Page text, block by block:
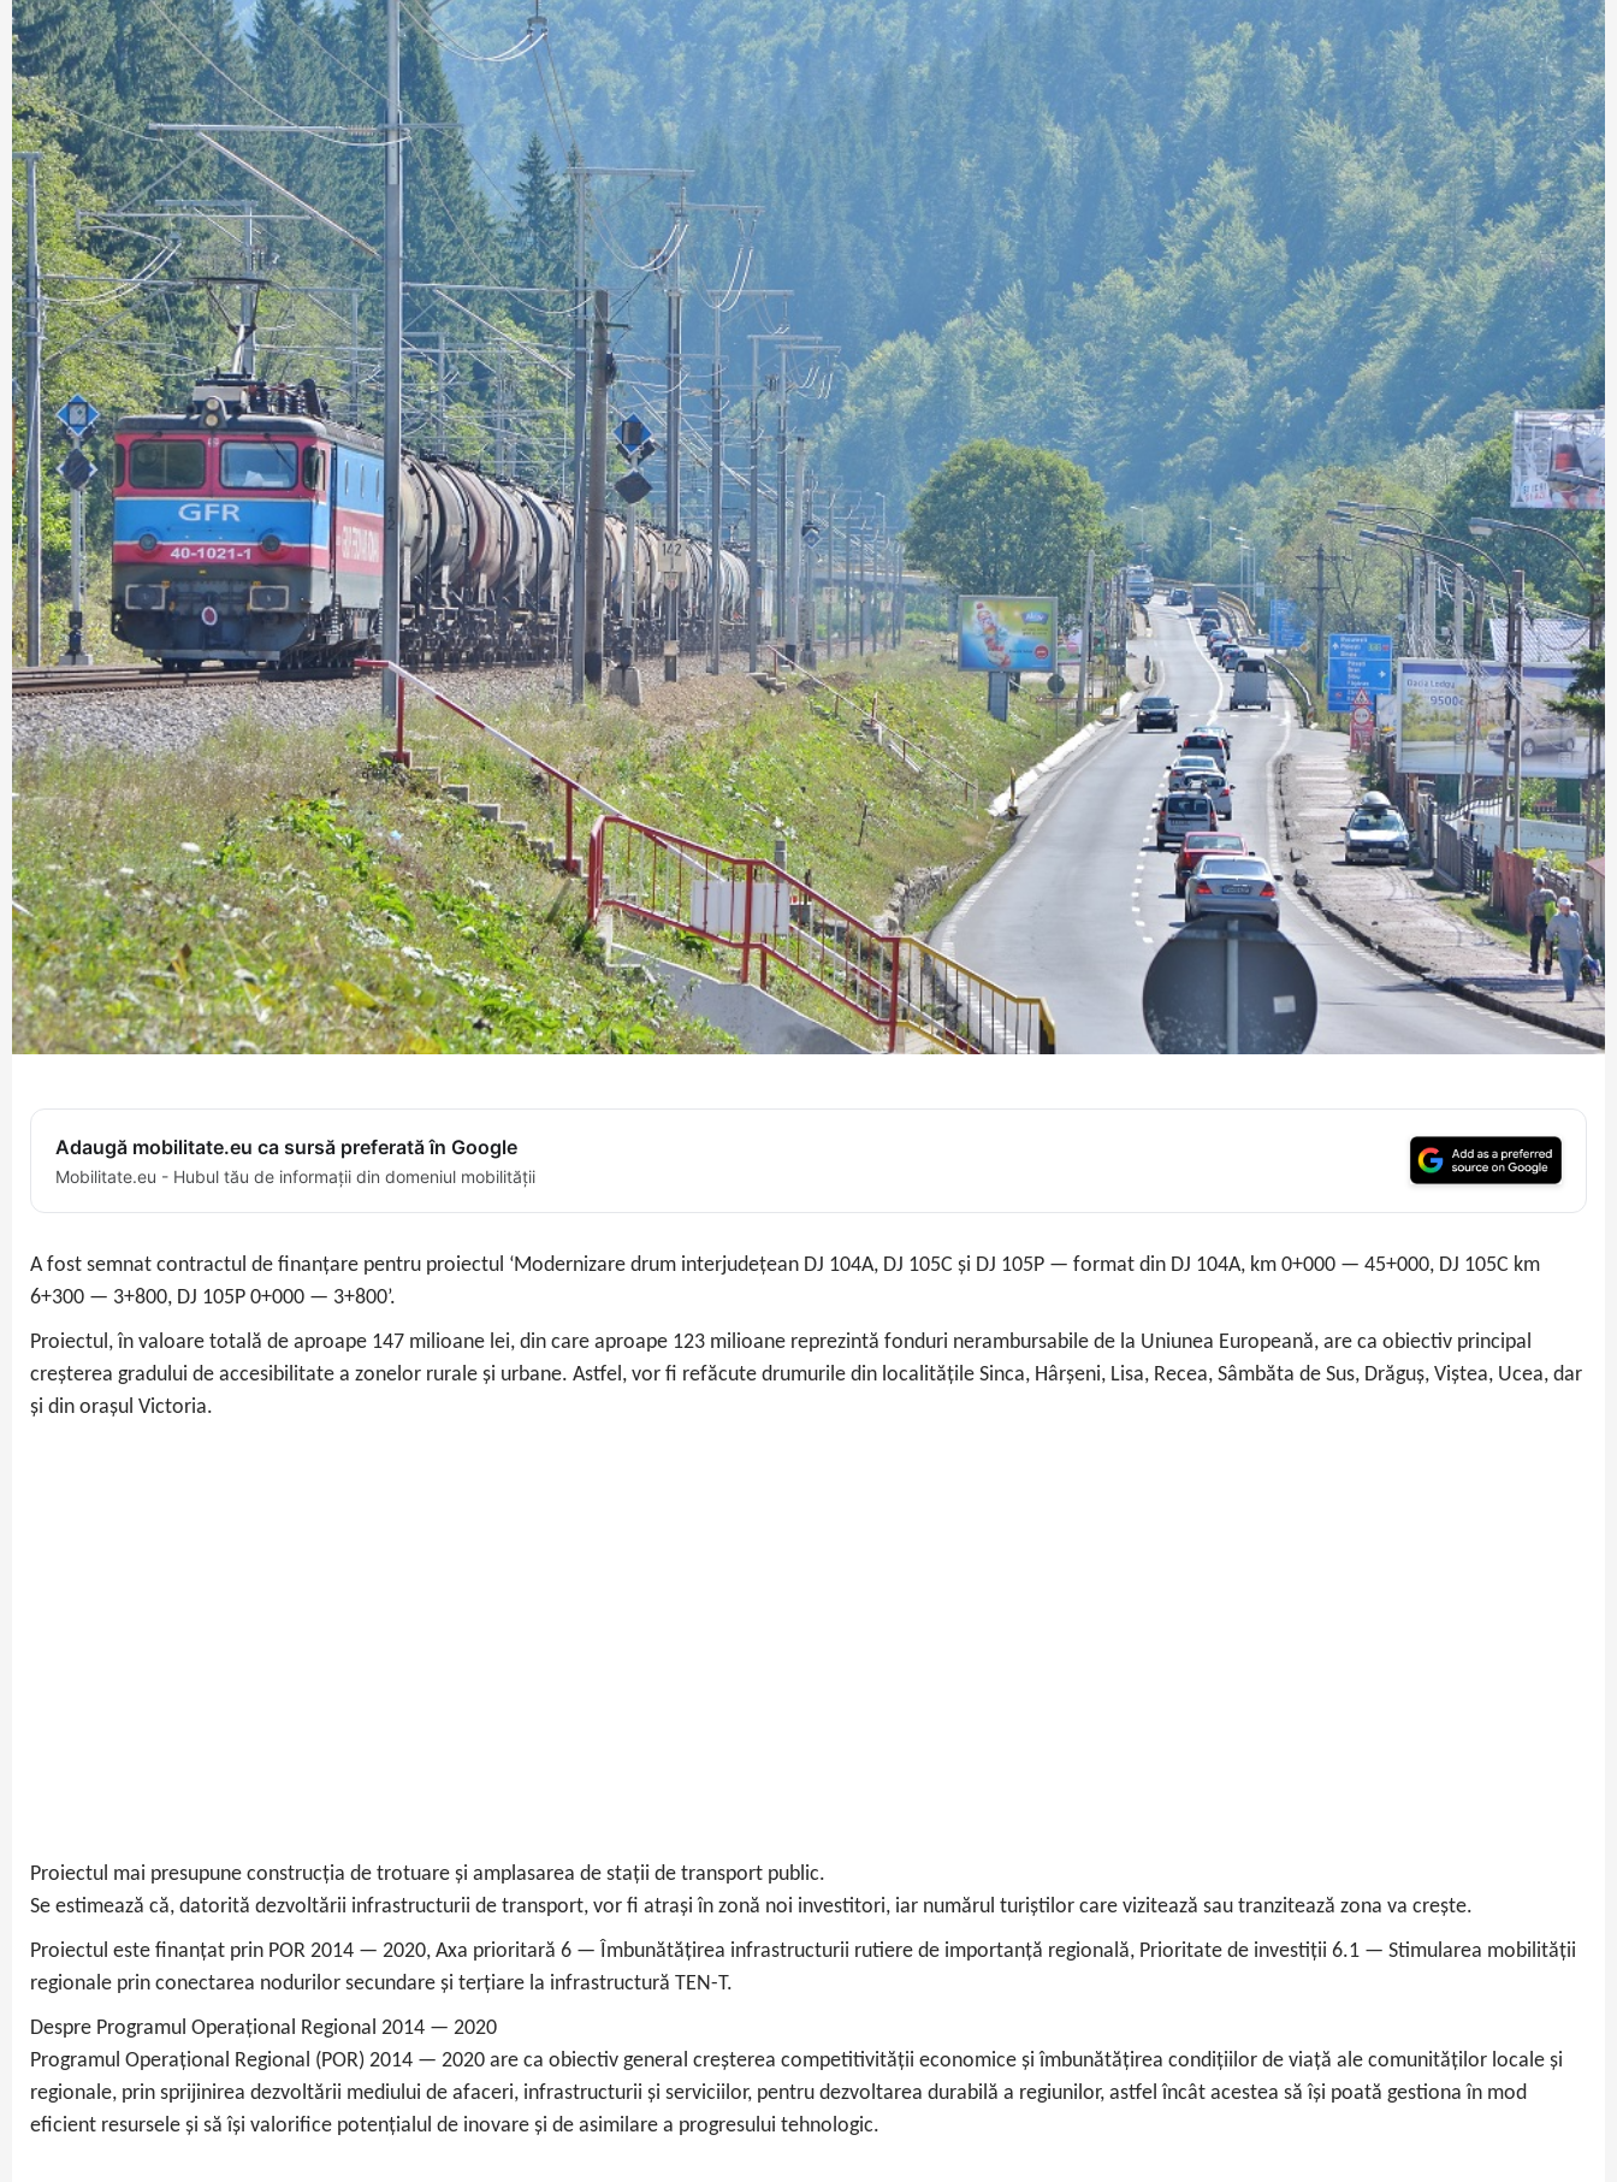
Adaugă mobilitate.eu ca sursă preferată în Google
Mobilitate.eu - Hubul tău de informații din domeniul mobilității
A fost semnat contractul de finanțare pentru proiectul ‘Modernizare drum interjudețean DJ 104A, DJ 105C și DJ 105P — format din DJ 104A, km 0+000 — 45+000, DJ 105C km
6+300 — 3+800, DJ 105P 0+000 — 3+800’.
Proiectul, în valoare totală de aproape 147 milioane lei, din care aproape 123 milioane reprezintă fonduri nerambursabile de la Uniunea Europeană, are ca obiectiv principal
creșterea gradului de accesibilitate a zonelor rurale și urbane. Astfel, vor fi refăcute drumurile din localitățile Sinca, Hârșeni, Lisa, Recea, Sâmbăta de Sus, Drăguș, Viștea, Ucea, dar
și din orașul Victoria.
Proiectul mai presupune construcția de trotuare și amplasarea de stații de transport public.
Se estimează că, datorită dezvoltării infrastructurii de transport, vor fi atrași în zonă noi investitori, iar numărul turiștilor care vizitează sau tranzitează zona va crește.
Proiectul este finanțat prin POR 2014 — 2020, Axa prioritară 6 — Îmbunătățirea infrastructurii rutiere de importanță regională, Prioritate de investiții 6.1 — Stimularea mobilității
regionale prin conectarea nodurilor secundare și terțiare la infrastructură TEN-T.
Despre Programul Operațional Regional 2014 — 2020
Programul Operațional Regional (POR) 2014 — 2020 are ca obiectiv general creșterea competitivității economice și îmbunătățirea condițiilor de viață ale comunităților locale și
regionale, prin sprijinirea dezvoltării mediului de afaceri, infrastructurii și serviciilor, pentru dezvoltarea durabilă a regiunilor, astfel încât acestea să își poată gestiona în mod
eficient resursele și să își valorifice potențialul de inovare și de asimilare a progresului tehnologic.